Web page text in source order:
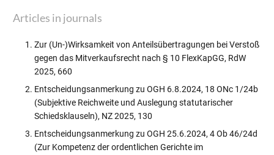
Articles in journals
Zur (Un-)Wirksamkeit von Anteilsübertragungen bei Verstoß
gegen das Mitverkaufsrecht nach § 10 FlexKapGG, RdW
2025, 660
Entscheidungsanmerkung zu OGH 6.8.2024, 18 ONc 1/24b
(Subjektive Reichweite und Auslegung statutarischer
Schiedsklauseln), NZ 2025, 130
Entscheidungsanmerkung zu OGH 25.6.2024, 4 Ob 46/24d
(Zur Kompetenz der ordentlichen Gerichte im